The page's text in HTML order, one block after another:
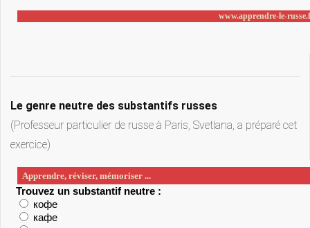
Le genre neutre des substantifs russes
(Professeur particulier de russe à Paris, Svetlana, a préparé cet
exercice)